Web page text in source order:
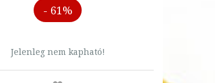
- 61%
Jelenleg nem kapható!